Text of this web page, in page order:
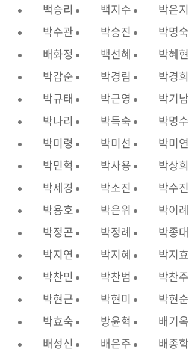
백승리
백지수 박은지
박수관
박승진 박명숙
배화정
백선혜 박혜현
박갑순
박경림 박경희
박규태
박근영 박기남
박나리
박득숙 박명수
박미령
박미선 박미연
박민혁
박사용 박상희
박세경
박소진 박수진
박용호
박은위 박이례
박정곤
박정례 박종대
박지연
박지혜 박지효
박찬민
박찬범 박찬주
박현근
박현미 박현순
박효숙
방윤혁 배기옥
배성신
배은주 배종학